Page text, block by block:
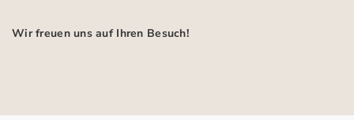
Wir freuen uns auf Ihren Besuch!